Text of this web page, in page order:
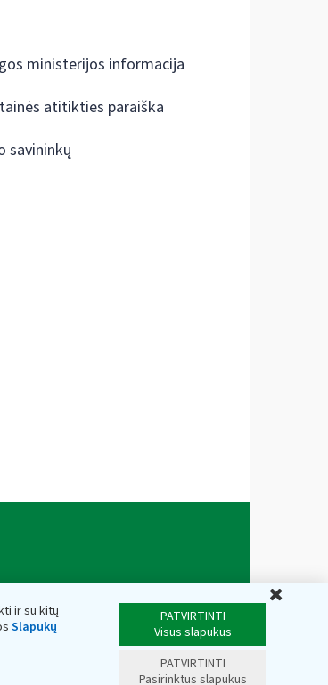
ir su kitų
Slapukų
PATVIRTINTI
Visus slapukus
PATVIRTINTI
Pasirinktus slapukus
ministerijos informacija
atitikties paraiška
savininkų